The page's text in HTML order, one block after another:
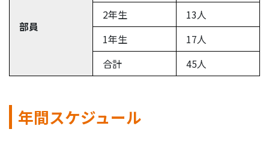
部員
2年生
13人
1年生
17人
合計
45人
年間スケジュール